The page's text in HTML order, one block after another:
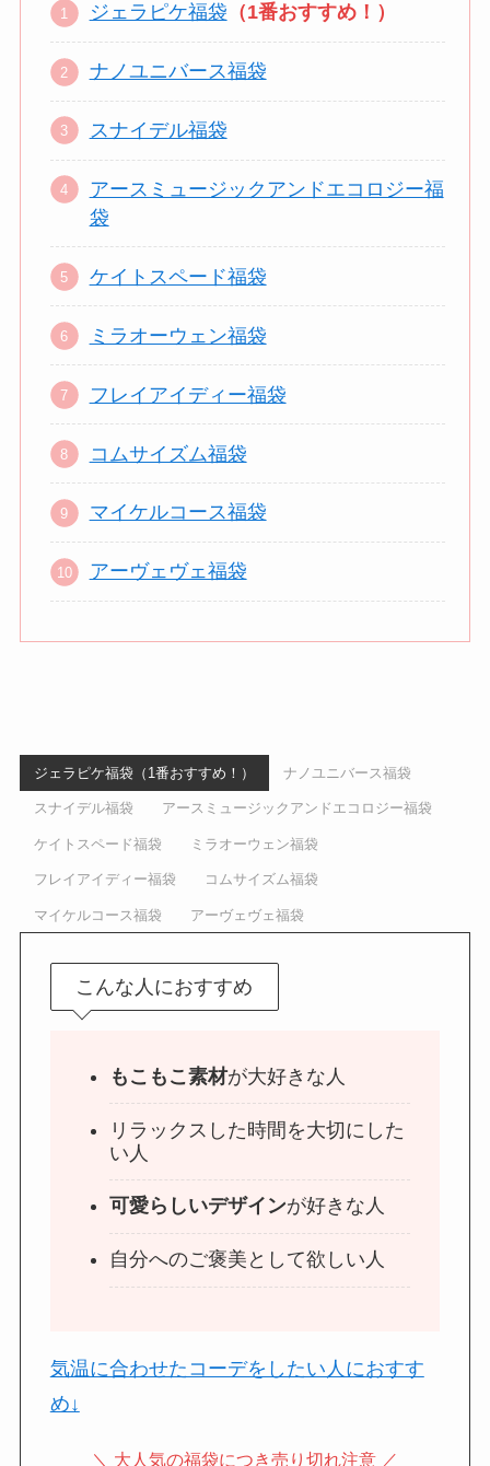
ジェラピケ福袋 （1番おすすめ！）
ナノユニバース福袋
スナイデル福袋
アースミュージックアンドエコロジー福
袋
ケイトスペード福袋
ミラオーウェン福袋
フレイアイディー福袋
コムサイズム福袋
マイケルコース福袋
アーヴェヴェ福袋
ジェラピケ福袋（1番おすすめ！） ナノユニバース福袋
スナイデル福袋 アースミュージックアンドエコロジー福袋
ケイトスペード福袋 ミラオーウェン福袋
フレイアイディー福袋 コムサイズム福袋
マイケルコース福袋 アーヴェヴェ福袋
こんな人におすすめ
もこもこ素材が大好きな人
リラックスした時間を大切にした
い人
可愛らしいデザインが好きな人
自分へのご褒美として欲しい人
気温に合わせたコーデをしたい人におすす
め↓
＼ 大人気の福袋につき売り切れ注意 ／